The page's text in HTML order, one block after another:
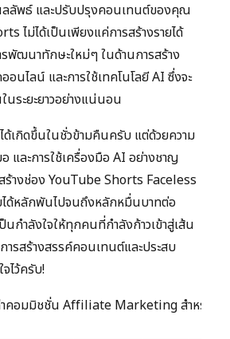
ลลัพธ์ และปรับปรุงคอนเทนต์ของคุณ
ไม่ได้เป็นเพียงแค่การสร้างรายได้
พัฒนาทักษะใหม่ๆ ในด้านการสร้าง
นไลน์ และการใช้เทคโนโลยี AI ซึ่งจะ
ระยะยาวอย่างแน่นอน
ได้เกิดขึ้นในชั่วข้ามคืนครับ แต่ด้วยความ
และการใช้เครื่องมือ AI อย่างชาญ
างช่อง YouTube Shorts Faceless
ได้หลักพันไปจนถึงหลักหมื่นบาทต่อ
นกำลังใจให้ทุกคนที่กำลังก้าวเข้าสู่เส้น
รสร้างสรรค์คอนเทนต์และประสบ
ไว้ครับ!
าคอมมิชชั่น Affiliate Marketing สำหรับ